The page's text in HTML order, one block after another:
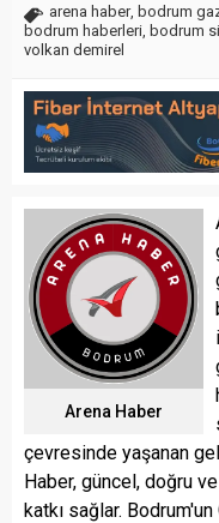
arena haber, bodrum
bodrum haberleri bodrum
volkan demirel
Arena Haber
çevresinde yaşanan
Haber, güncel, doğru
katkı sağlar.